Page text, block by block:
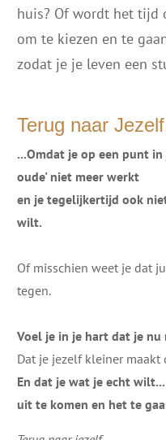
huis? Of wordt het tijd
om te kiezen en te
zodat je je leven een
Terug naar
...Omdat je op een punt
oude' niet meer werkt
en je tegelijkertijd ook
wilt.
Of misschien weet je dat
tegen.
Voel je in je hart dat je
Dat je jezelf kleiner maakt
En dat je wat je echt
uit te komen en het te